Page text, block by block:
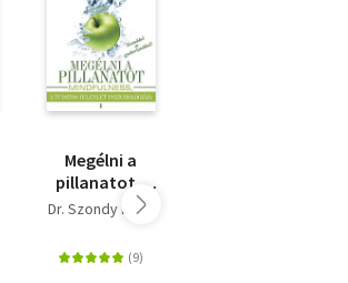
Megélni a
pillanatot -
Mindfulness, a
jelenlét
pszichológiája
Dr. Szondy Máté